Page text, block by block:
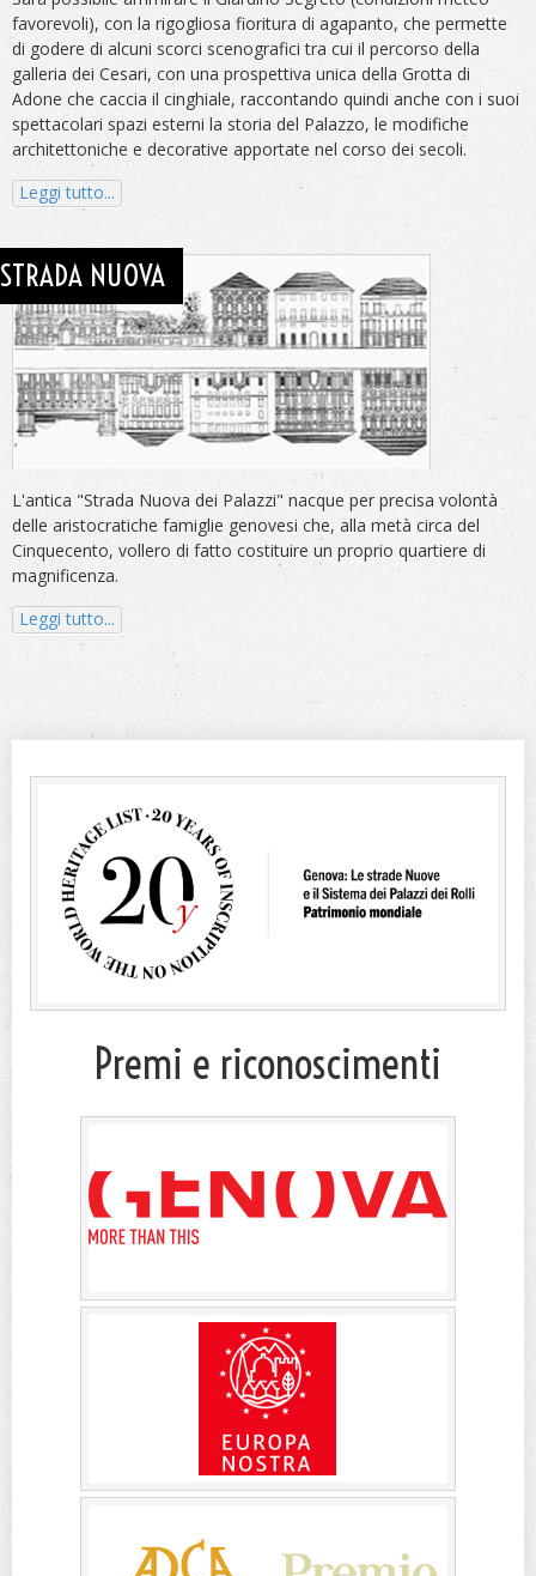
favorevoli), con la rigogliosa fioritura di agapanto, che permette
di godere di alcuni scorci scenografici tra cui il percorso della
galleria dei Cesari, con una prospettiva unica della Grotta di
Adone che caccia il cinghiale, raccontando quindi anche con i suoi
spettacolari spazi esterni la storia del Palazzo, le modifiche
architettoniche e decorative apportate nel corso dei secoli.
Leggi tutto...
STRADA NUOVA
L'antica "Strada Nuova dei Palazzi" nacque per precisa volontà
delle aristocratiche famiglie genovesi che, alla metà circa del
Cinquecento, vollero di fatto costituire un proprio quartiere di
magnificenza.
Leggi tutto...
Premi e riconoscimenti